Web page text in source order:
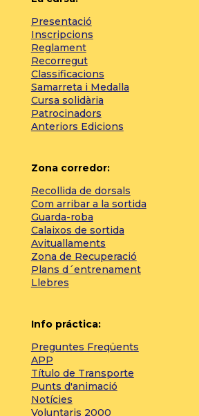
Presentació
Inscripcions
Reglament
Recorregut
Classificacions
Samarreta i Medalla
Cursa solidària
Patrocinadors
Anteriors Edicions
Zona corredor:
Recollida de dorsals
Com arribar a la sortida
Guarda-roba
Calaixos de sortida
Avituallaments
Zona de Recuperació
Plans d´entrenament
Llebres
Info práctica:
Preguntes Freqüents
APP
Título de Transporte
Punts d'animació
Notícies
Voluntaris 2000